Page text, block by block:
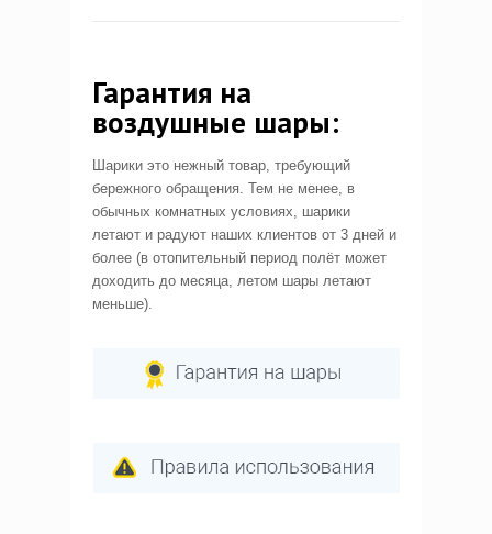
Гарантия на
воздушные шары:
Шарики это нежный товар, требующий
бережного обращения. Тем не менее, в
обычных комнатных условиях, шарики
летают и радуют наших клиентов от 3 дней и
более (в отопительный период полёт может
доходить до месяца, летом шары летают
меньше).